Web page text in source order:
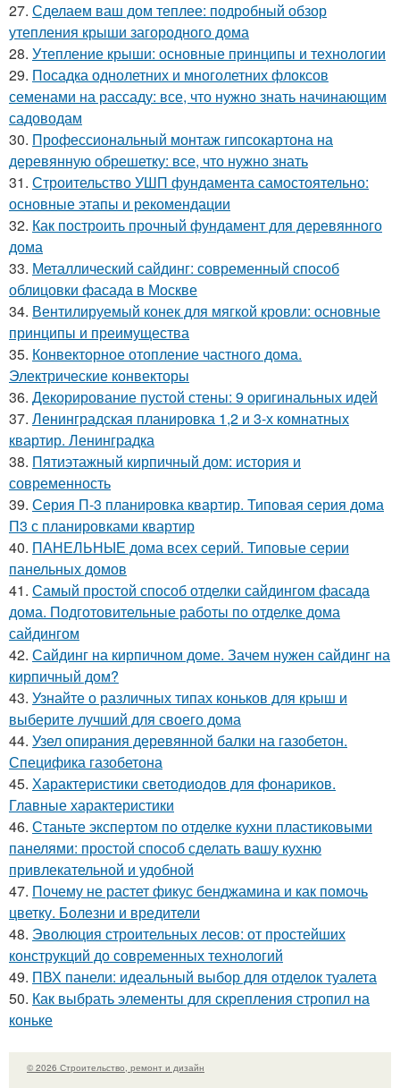
27. Сделаем ваш дом теплее: подробный обзор
утепления крыши загородного дома
28. Утепление крыши: основные принципы и технологии
29. Посадка однолетних и многолетних флоксов
семенами на рассаду: все, что нужно знать начинающим
садоводам
30. Профессиональный монтаж гипсокартона на
деревянную обрешетку: все, что нужно знать
31. Строительство УШП фундамента самостоятельно:
основные этапы и рекомендации
32. Как построить прочный фундамент для деревянного
дома
33. Металлический сайдинг: современный способ
облицовки фасада в Москве
34. Вентилируемый конек для мягкой кровли: основные
принципы и преимущества
35. Конвекторное отопление частного дома.
Электрические конвекторы
36. Декорирование пустой стены: 9 оригинальных идей
37. Ленинградская планировка 1,2 и 3-х комнатных
квартир. Ленинградка
38. Пятиэтажный кирпичный дом: история и
современность
39. Серия П-3 планировка квартир. Типовая серия дома
П3 с планировками квартир
40. ПАНЕЛЬНЫЕ дома всех серий. Типовые серии
панельных домов
41. Самый простой способ отделки сайдингом фасада
дома. Подготовительные работы по отделке дома
сайдингом
42. Сайдинг на кирпичном доме. Зачем нужен сайдинг на
кирпичный дом?
43. Узнайте о различных типах коньков для крыш и
выберите лучший для своего дома
44. Узел опирания деревянной балки на газобетон.
Специфика газобетона
45. Характеристики светодиодов для фонариков.
Главные характеристики
46. Станьте экспертом по отделке кухни пластиковыми
панелями: простой способ сделать вашу кухню
привлекательной и удобной
47. Почему не растет фикус бенджамина и как помочь
цветку. Болезни и вредители
48. Эволюция строительных лесов: от простейших
конструкций до современных технологий
49. ПВХ панели: идеальный выбор для отделок туалета
50. Как выбрать элементы для скрепления стропил на
коньке
© 2026 Строительство, ремонт и дизайн